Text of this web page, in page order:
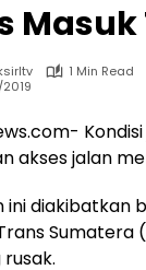
1 Min Read
akses jalan
ini diakibatkan
Sumatera